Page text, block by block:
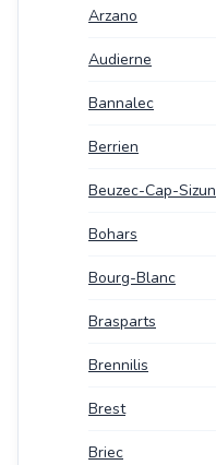
Arzano
Audierne
Bannalec
Berrien
Beuzec-Cap-Sizun
Bohars
Bourg-Blanc
Brasparts
Brennilis
Brest
Briec